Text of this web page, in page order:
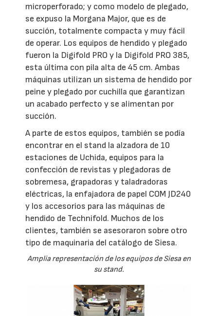
microperforado; y como modelo de plegado,
se expuso la Morgana Major, que es de
succión, totalmente compacta y muy fácil
de operar. Los equipos de hendido y plegado
fueron la Digifold PRO y la Digifold PRO 385,
esta última con pila alta de 45 cm. Ambas
máquinas utilizan un sistema de hendido por
peine y plegado por cuchilla que garantizan
un acabado perfecto y se alimentan por
succión.
A parte de estos equipos, también se podía
encontrar en el stand la alzadora de 10
estaciones de Uchida, equipos para la
confección de revistas y plegadoras de
sobremesa, grapadoras y taladradoras
eléctricas, la enfajadora de papel COM JD240
y los accesorios para las máquinas de
hendido de Technifold. Muchos de los
clientes, también se asesoraron sobre otro
tipo de maquinaria del catálogo de Siesa.
Amplia representación de los equipos de Siesa en
su stand.